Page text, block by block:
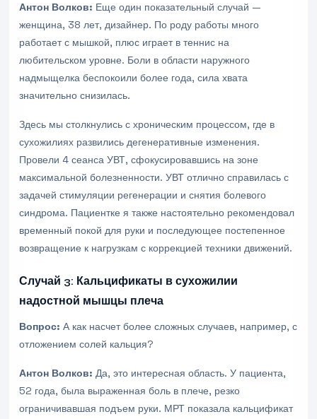
Антон Волков: Еще один показательный случай —
женщина, 38 лет, дизайнер. По роду работы много
работает с мышкой, плюс играет в теннис на
любительском уровне. Боли в области наружного
надмыщелка беспокоили более года, сила хвата
значительно снизилась.
Здесь мы столкнулись с хроническим процессом, где в
сухожилиях развились дегенеративные изменения.
Провели 4 сеанса УВТ, сфокусировавшись на зоне
максимальной болезненности. УВТ отлично справилась с
задачей стимуляции регенерации и снятия болевого
синдрома. Пациентке я также настоятельно рекомендовал
временный покой для руки и последующее постепенное
возвращение к нагрузкам с коррекцией техники движений.
Случай 3: Кальцификаты в сухожилии
надостной мышцы плеча
Вопрос: А как насчет более сложных случаев, например, с
отложением солей кальция?
Антон Волков: Да, это интересная область. У пациента,
52 года, была выраженная боль в плече, резко
ограничивавшая подъем руки. МРТ показала кальцификат